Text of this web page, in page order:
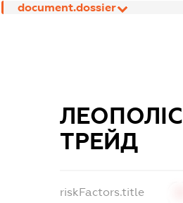
document.dossier
ЛЕОПОЛІС
ТРЕЙД
riskFactors.title